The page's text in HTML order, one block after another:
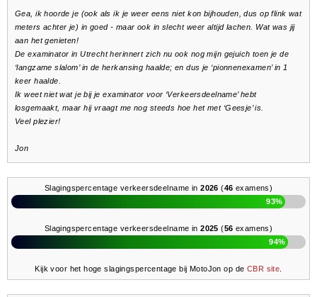
Gea, ik hoorde je (ook als ik je weer eens niet kon bijhouden, dus op flink wat
meters achter je) in goed - maar ook in slecht weer altijd lachen. Wat was jij
aan het genieten!
De examinator in Utrecht herinnert zich nu ook nog mijn gejuich toen je de
‘langzame slalom’ in de herkansing haalde; en dus je ‘pionnenexamen’ in 1
keer haalde.
Ik weet niet wat je bij je examinator voor ‘Verkeersdeelname’ hebt
losgemaakt, maar hij vraagt me nog steeds hoe het met ‘Geesje’ is.
Veel plezier!
Jon
Slagingspercentage verkeersdeelname in2026 (46 examens)
93%
Slagingspercentage verkeersdeelname in2025 (56 examens)
94%
Kijk voor het hoge slagingspercentage bij MotoJon op de CBR site